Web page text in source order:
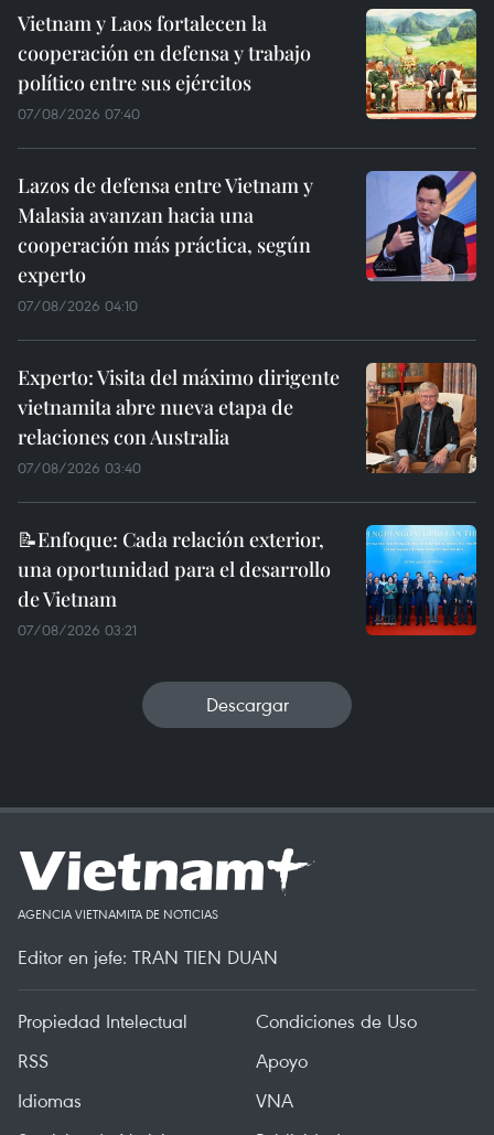
Vietnam y Laos fortalecen la
cooperación en defensa y trabajo
político entre sus ejércitos
07/08/2026 07:40
Lazos de defensa entre Vietnam y
Malasia avanzan hacia una
cooperación más práctica, según
experto
07/08/2026 04:10
Experto: Visita del máximo dirigente
vietnamita abre nueva etapa de
relaciones con Australia
07/08/2026 03:40
📝Enfoque: Cada relación exterior,
una oportunidad para el desarrollo
de Vietnam
07/08/2026 03:21
Descargar
AGENCIA VIETNAMITA DE NOTICIAS
Editor en jefe: TRAN TIEN DUAN
Propiedad Intelectual
Condiciones de Uso
RSS
Apoyo
Idiomas
VNA